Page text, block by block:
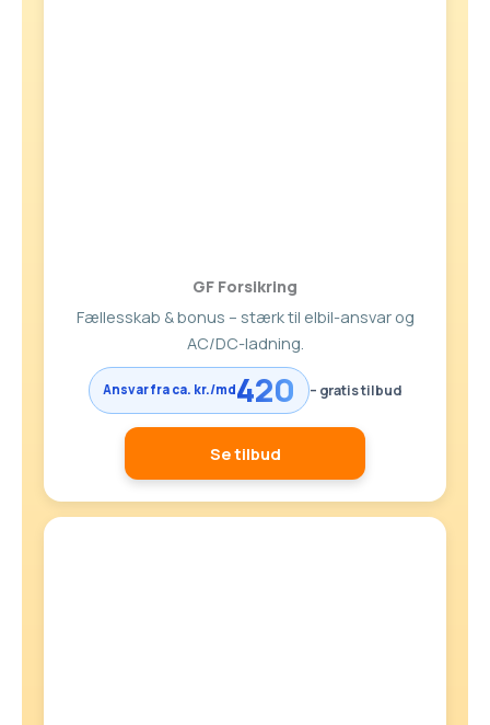
GF Forsikring
Fællesskab & bonus – stærk til elbil-ansvar og
AC/DC-ladning.
Ansvar fra ca. kr./md420 – gratis tilbud
Se tilbud